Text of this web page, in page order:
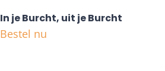
In je Burcht, uit je Burcht
Bestel nu